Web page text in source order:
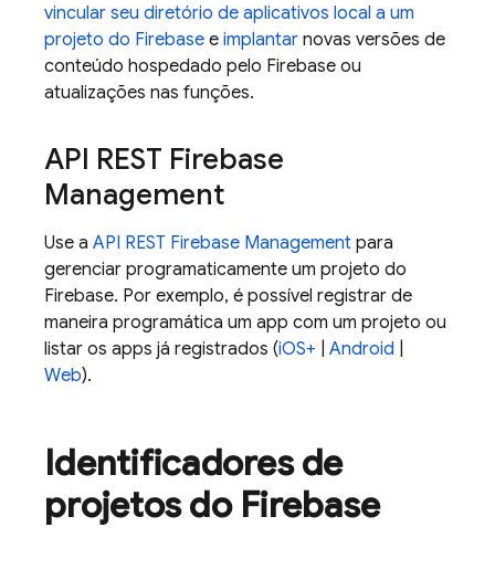
vincular seu diretório de aplicativos local a um
projeto do Firebase e implantar novas versões de
conteúdo hospedado pelo Firebase ou
atualizações nas funções.
API REST Firebase
Management
Use a API REST Firebase Management para
gerenciar programaticamente um projeto do
Firebase. Por exemplo, é possível registrar de
maneira programática um app com um projeto ou
listar os apps já registrados (iOS+ Android
Web).
Identificadores de
projetos do Firebase